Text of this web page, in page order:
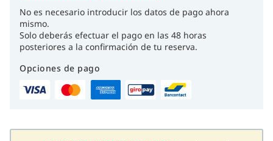
No es necesario introducir los datos de pago ahora
mismo.
Solo deberás efectuar el pago en las 48 horas
posteriores a la confirmación de tu reserva.
Opciones de pago